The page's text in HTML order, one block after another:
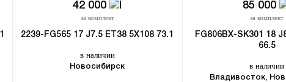
42 000
за комплект
2239-FG565 17 J7.5 ET38 5X108 73.1
в наличии
Новосибирск
85 000
за комплект
FG806BX-SK301 18
66.5
в наличии
Владивосток,